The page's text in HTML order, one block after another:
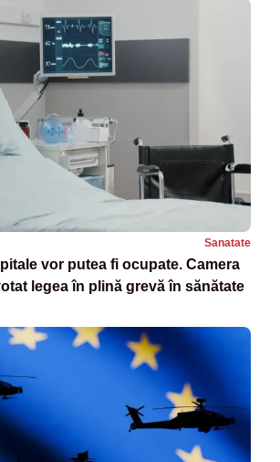
Sanatate
vor putea fi ocupate. Camera
legea în plină grevă în sănătate